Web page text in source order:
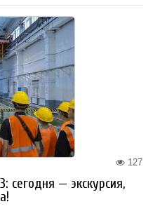
127
сегодня — экскурсия,